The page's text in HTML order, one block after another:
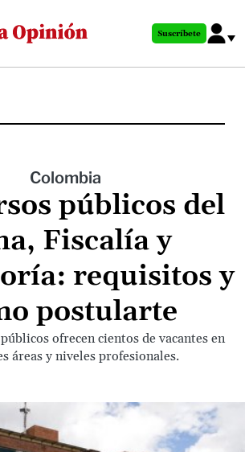
al
principal
Suscríbete
Colombia
públicos del
Fiscalía y
requisitos y
postularte
ofrecen cientos de vacantes en
áreas y niveles profesionales.